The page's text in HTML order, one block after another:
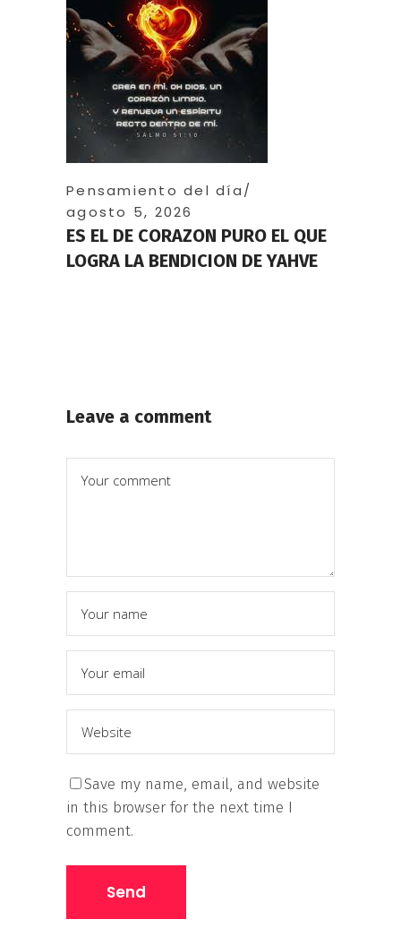
Pensamiento del día
agosto 5, 2026
ES EL DE CORAZON PURO EL QUE
LOGRA LA BENDICION DE YAHVE
Leave a comment
Save my name, email, and website
in this browser for the next time I
comment.